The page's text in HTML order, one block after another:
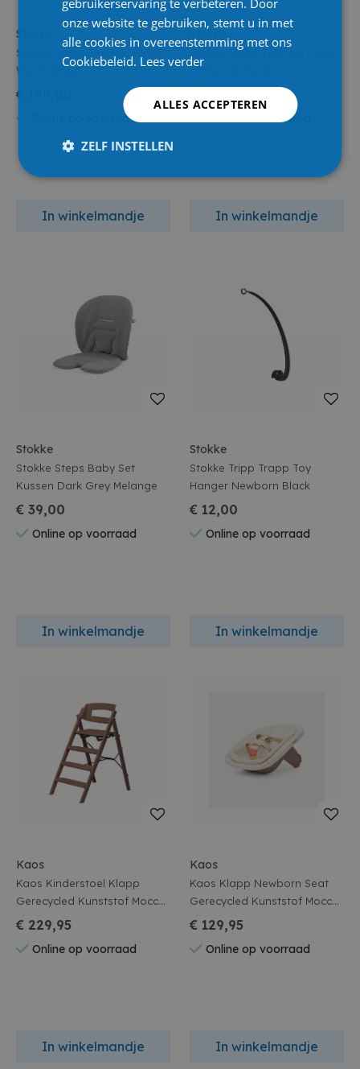
Stokke
Stokke Steps Eetstoel Black /
Warm Brown
€ 199,00
Online op voorraad
In winkelmandje
Stokke
Stokke Steps Eetstoel Chair
White / Natural
Online op voorraad
In winkelmandje
Stokke
Stokke Steps Baby Set
Kussen Dark Grey Melange
€ 39,00
Online op voorraad
In winkelmandje
Stokke
Stokke Tripp Trapp Toy
Hanger Newborn Black
€ 12,00
Online op voorraad
In winkelmandje
Kaos
Kaos Kinderstoel Klapp
Gerecycled Kunststof Mocca
Brown
€ 229,95
Online op voorraad
In winkelmandje
Kaos
Kaos Klapp Newborn Seat
Gerecycled Kunststof Mocca
Brown
€ 129,95
Online op voorraad
In winkelmandje
onze website te gebruiken, stemt u in met
alle cookies in overeenstemming met ons
Cookiebeleid. Lees verder
ALLES ACCEPTEREN
ZELF INSTELLEN